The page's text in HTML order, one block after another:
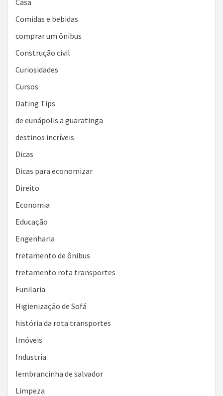
Comidas e bebidas
comprar um ônibus
Construção civil
Curiosidades
Cursos
Dating Tips
de eunápolis a guaratinga
destinos incríveis
Dicas
Dicas para economizar
Direito
Economia
Educação
Engenharia
fretamento de ônibus
fretamento rota transportes
Funilaria
Higienização de Sofá
história da rota transportes
Imóveis
Industria
lembrancinha de salvador
Limpeza